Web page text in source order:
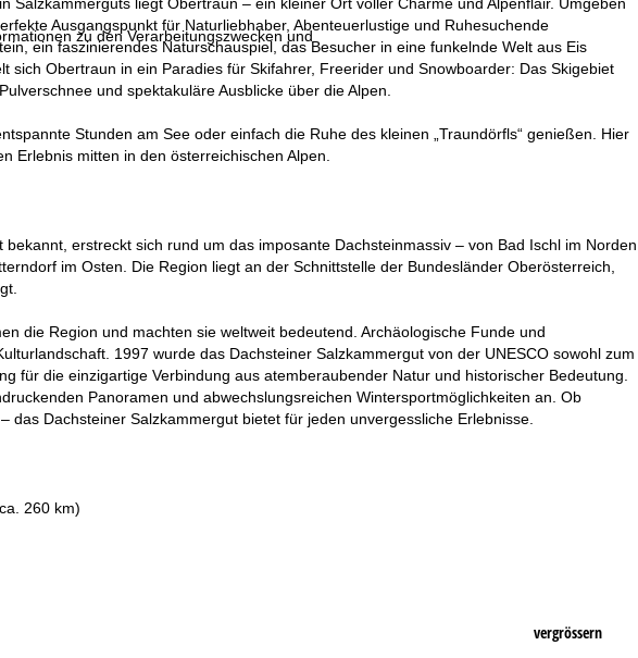
zu den Verarbeitungszwecken und
Ausgangspunkt für Naturliebhaber, Abenteuerlustige und Ruhesuchende
ein faszinierendes Naturschauspiel, das Besucher in eine funkelnde Welt aus Eis
Obertraun in ein Paradies für Skifahrer, Freerider und Snowboarder: Das Skigebiet
und spektakuläre Ausblicke über die Alpen.
Stunden am See oder einfach die Ruhe des kleinen „Traundörfls“ genießen. Hier
Erlebnis mitten in den österreichischen Alpen.
erstreckt sich rund um das imposante Dachsteinmassiv – von Bad Ischl im Norden
im Osten. Die Region liegt an der Schnittstelle der Bundesländer Oberösterreich,
die Region und machten sie weltweit bedeutend. Archäologische Funde und
1997 wurde das Dachsteiner Salzkammergut von der UNESCO sowohl zum
für die einzigartige Verbindung aus atemberaubender Natur und historischer Bedeutung.
Panoramen und abwechslungsreichen Wintersportmöglichkeiten an. Ob
Dachsteiner Salzkammergut bietet für jeden unvergessliche Erlebnisse.
260 km)
vergrössern